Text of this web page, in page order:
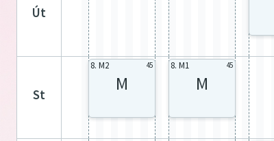
út
st
8. M2 45
M
8. M1 45
M